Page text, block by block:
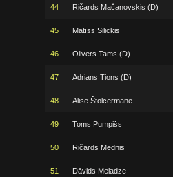
44 Ričards Mačanovskis (D)
45 Matīss Silickis
46 Olivers Tams (D)
47 Adrians Tions (D)
48 Alise Štolcermane
49 Toms Pumpišs
50 Ričards Mednis
51 Dāvids Meladze